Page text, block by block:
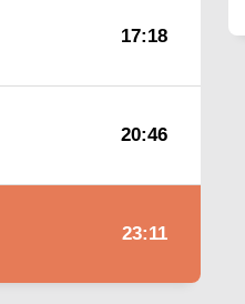
17:18
20:46
23:11